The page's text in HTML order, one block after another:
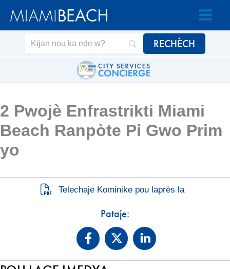
nan
nan
2 Pwojè Enfrastrikti Miami
Beach Ranpòte Pi Gwo Prim
yo
Telechaje Kominike pou laprès la
Pataje: